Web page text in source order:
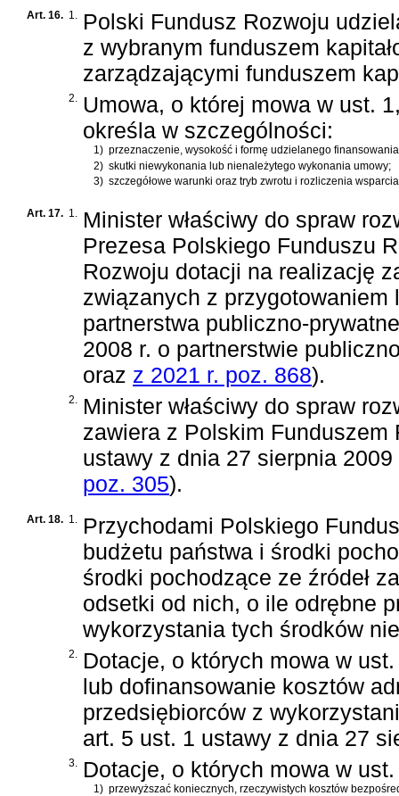
Art. 16. 1. Polski Fundusz Rozwoju
z wybranym funduszem
zarządzającymi funduszem
2. Umowa, o której mowa w ust.
określa w szczególności:
1) przeznaczenie, wysokość i formę udzielanego
2) skutki niewykonania lub nienależytego wykonania umowy;
3) szczegółowe warunki oraz tryb zwrotu i rozliczenia
Art. 17. 1.
Minister właściwy do spraw
Prezesa Polskiego Funduszu
Rozwoju dotacji na realizację
związanych z
partnerstwa publiczno-
2008 r. o partnerstwie
oraz z 2021 r. poz. 868).
2.
Minister właściwy do spraw
zawiera z Polskim
ustawy z dnia 27 sierpnia
poz. 305).
Art. 18. 1.
Przychodami Polskiego
budżetu państwa i środki
środki pochodzące ze źródeł
odsetki od nich, o ile odrębne
wykorzystania tych środków
2.
Dotacje, o których mowa w
lub dofinansowanie kosztów
przedsiębiorców z
art. 5 ust. 1 ustawy z dnia 27
3. Dotacje, o których mowa w
1) przewyższać koniecznych, rzeczywistych kosztów